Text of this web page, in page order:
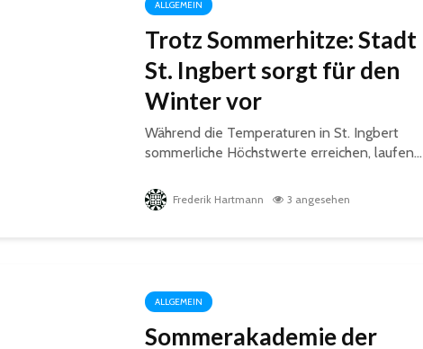
ALLGEMEIN
Trotz Sommerhitze: Stadt
St. Ingbert sorgt für den
Winter vor
Während die Temperaturen in St. Ingbert
sommerliche Höchstwerte erreichen, laufen...
Frederik Hartmann 3 angesehen
ALLGEMEIN
Sommerakademie der